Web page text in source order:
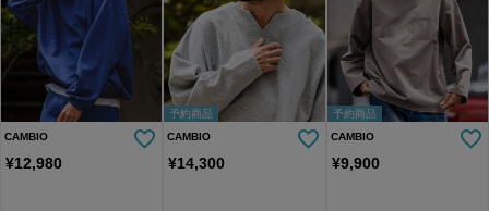
CAMBIO
¥12,980
予約商品
CAMBIO
¥14,300
予約商品
CAMBIO
¥9,900